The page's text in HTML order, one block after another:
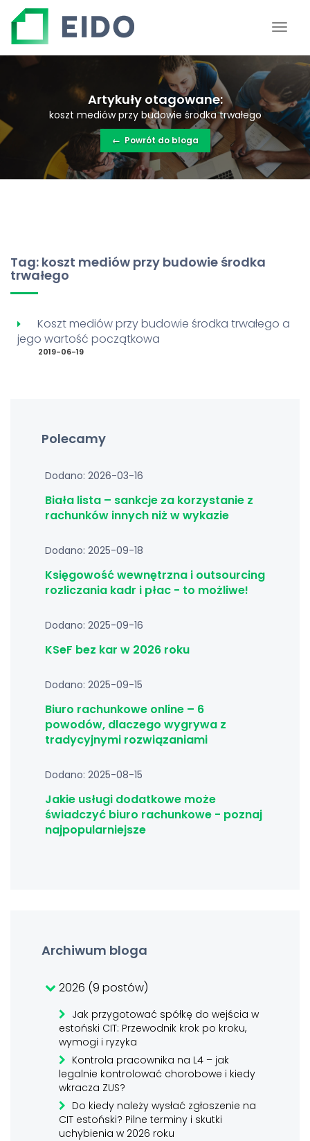
Artykuły otagowane:
koszt mediów przy budowie środka trwałego
← Powrót do bloga
Tag: koszt mediów przy budowie środka
trwałego
Koszt mediów przy budowie środka trwałego a
jego wartość początkowa
2019-06-19
Polecamy
Dodano: 2026-03-16
Biała lista – sankcje za korzystanie z
rachunków innych niż w wykazie
Dodano: 2025-09-18
Księgowość wewnętrzna i outsourcing
rozliczania kadr i płac - to możliwe!
Dodano: 2025-09-16
KSeF bez kar w 2026 roku
Dodano: 2025-09-15
Biuro rachunkowe online – 6
powodów, dlaczego wygrywa z
tradycyjnymi rozwiązaniami
Dodano: 2025-08-15
Jakie usługi dodatkowe może
świadczyć biuro rachunkowe - poznaj
najpopularniejsze
Archiwum bloga
2026 (9 postów)
Jak przygotować spółkę do wejścia w
estoński CIT: Przewodnik krok po kroku,
wymogi i ryzyka
Kontrola pracownika na L4 – jak
legalnie kontrolować chorobowe i kiedy
wkracza ZUS?
Do kiedy należy wysłać zgłoszenie na
CIT estoński? Pilne terminy i skutki
uchybienia w 2026 roku